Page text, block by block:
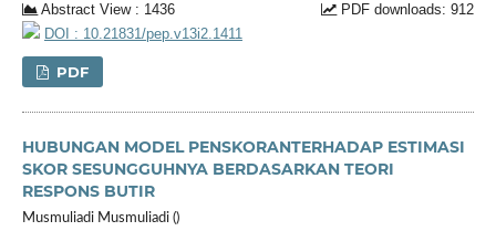
Abstract View : 1436
PDF downloads: 912
DOI : 10.21831/pep.v13i2.1411
PDF
HUBUNGAN MODEL PENSKORANTERHADAP ESTIMASI
SKOR SESUNGGUHNYA BERDASARKAN TEORI
RESPONS BUTIR
Musmuliadi Musmuliadi ()